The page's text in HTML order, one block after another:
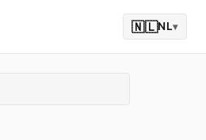
🇳🇱NL▾